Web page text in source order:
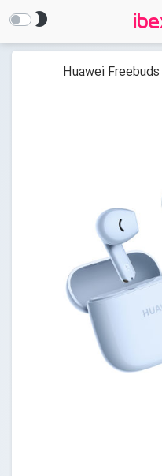
brightness_2